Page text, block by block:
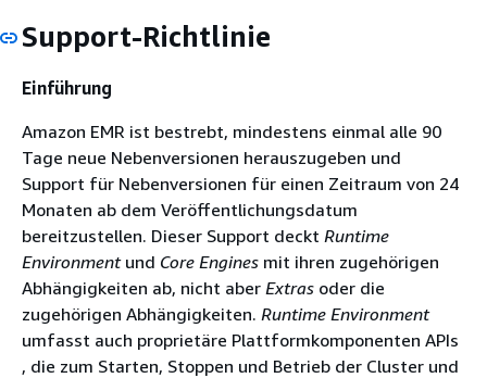
Support-Richtlinie
Einführung
Amazon EMR ist bestrebt, mindestens einmal alle 90
Tage neue Nebenversionen herauszugeben und
Support für Nebenversionen für einen Zeitraum von 24
Monaten ab dem Veröffentlichungsdatum
bereitzustellen. Dieser Support deckt Runtime
Environmentund Core Engines mit ihren zugehörigen
Abhängigkeiten ab, nicht aber Extras oder die
zugehörigen Abhängigkeiten. Runtime Environment
umfasst auch proprietäre Plattformkomponenten APIs
, die zum Starten, Stoppen und Betrieb der Cluster und